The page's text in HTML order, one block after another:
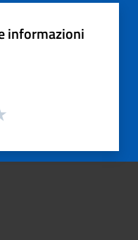
informazioni